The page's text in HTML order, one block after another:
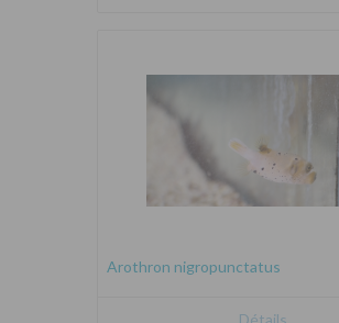
Arothron nigropunctatus
Détails